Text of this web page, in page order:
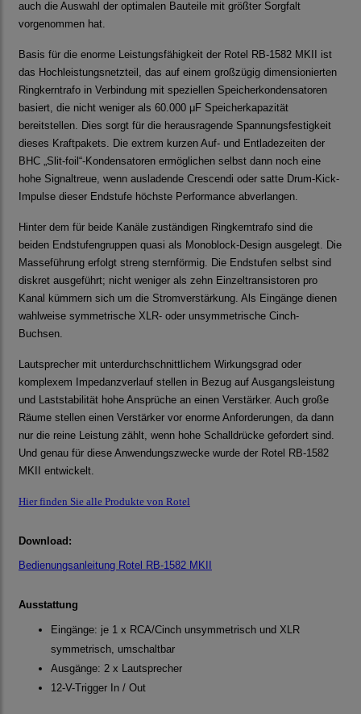
auch die Auswahl der optimalen Bauteile mit größter Sorgfalt
vorgenommen hat.
Basis für die enorme Leistungsfähigkeit der Rotel RB-1582 MKII ist
das Hochleistungsnetzteil, das auf einem großzügig dimensionierten
Ringkerntrafo in Verbindung mit speziellen Speicherkondensatoren
basiert, die nicht weniger als 60.000 μF Speicherkapazität
bereitstellen. Dies sorgt für die herausragende Spannungsfestigkeit
dieses Kraftpakets. Die extrem kurzen Auf- und Entladezeiten der
BHC „Slit-foil“-Kondensatoren ermöglichen selbst dann noch eine
hohe Signaltreue, wenn ausladende Crescendi oder satte Drum-Kick-
Impulse dieser Endstufe höchste Performance abverlangen.
Hinter dem für beide Kanäle zuständigen Ringkerntrafo sind die
beiden Endstufengruppen quasi als Monoblock-Design ausgelegt. Die
Masseführung erfolgt streng sternförmig. Die Endstufen selbst sind
diskret ausgeführt; nicht weniger als zehn Einzeltransistoren pro
Kanal kümmern sich um die Stromverstärkung. Als Eingänge dienen
wahlweise symmetrische XLR- oder unsymmetrische Cinch-
Buchsen.
Lautsprecher mit unterdurchschnittlichem Wirkungsgrad oder
komplexem Impedanzverlauf stellen in Bezug auf Ausgangsleistung
und Laststabilität hohe Ansprüche an einen Verstärker. Auch große
Räume stellen einen Verstärker vor enorme Anforderungen, da dann
nur die reine Leistung zählt, wenn hohe Schalldrücke gefordert sind.
Und genau für diese Anwendungszwecke wurde der Rotel RB-1582
MKII entwickelt.
Hier finden Sie alle Produkte von Rotel
Download:
Bedienungsanleitung Rotel RB-1582 MKII
Ausstattung
Eingänge: je 1 x RCA/Cinch unsymmetrisch und XLR
symmetrisch, umschaltbar
Ausgänge: 2 x Lautsprecher
12-V-Trigger In / Out